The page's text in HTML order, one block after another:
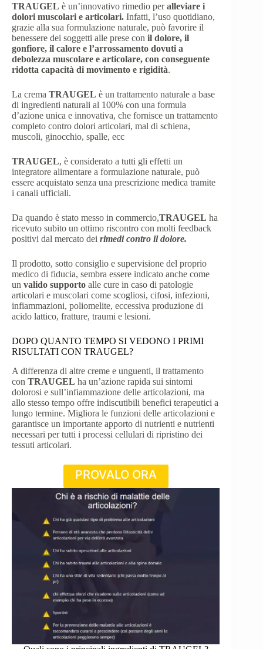
TRAUGEL è un’innovativo rimedio peralleviare i
dolori muscolari e articolari. Infatti, l’uso quotidiano,
grazie alla sua formulazione naturale, può favorire il
benessere dei soggetti alle prese con il dolore, il
gonfiore, il calore e l’arrossamento dovuti a
debolezza muscolare e articolare, con conseguente
ridotta capacità di movimento e rigidità.
La crema TRAUGEL è un trattamento naturale a base
di ingredienti naturali al 100% con una formula
d’azione unica e innovativa, che fornisce un trattamento
completo contro dolori articolari, mal di schiena,
muscoli, ginocchio, spalle, ecc
TRAUGEL, è considerato a tutti gli effetti un
integratore alimentare a formulazione naturale, può
essere acquistato senza una prescrizione medica tramite
i canali ufficiali.
Da quando è stato messo in commercio,TRAUGEL ha
ricevuto subito un ottimo riscontro con molti feedback
positivi dal mercato dei rimedi contro il dolore.
Il prodotto, sotto consiglio e supervisione del proprio
medico di fiducia, sembra essere indicato anche come
un valido supporto alle cure in caso di patologie
articolari e muscolari come scogliosi, cifosi, infezioni,
infiammazioni, poliomelite, eccessiva produzione di
acido lattico, fratture, traumi e lesioni.
DOPO QUANTO TEMPO SI VEDONO I PRIMI
RISULTATI CON TRAUGEL?
A differenza di altre creme e unguenti, il trattamento
con TRAUGEL ha un’azione rapida sui sintomi
dolorosi e sull’infiammazione delle articolazioni, ma
allo stesso tempo offre indiscutibili benefici terapeutici a
lungo termine. Migliora le funzioni delle articolazioni e
garantisce un importante apporto di nutrienti e nutrienti
necessari per tutti i processi cellulari di ripristino dei
tessuti articolari.
PROVALO ORA